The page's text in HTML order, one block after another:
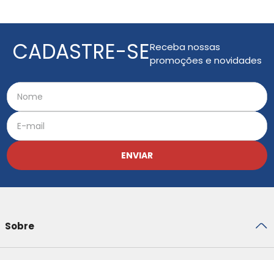
CADASTRE-SEReceba nossas
promoções e novidades
ENVIAR
Sobre